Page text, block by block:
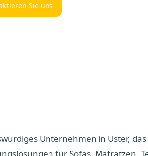
Sie uns
Unternehmen in Uster,
für Sofas, Matratzen,